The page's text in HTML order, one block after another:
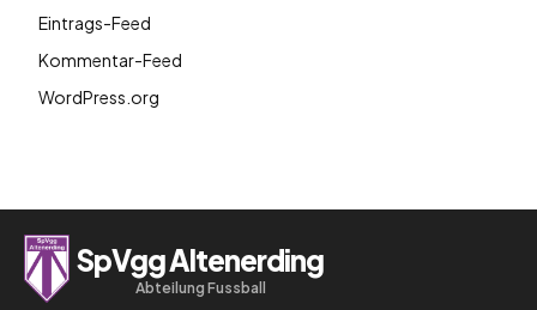
Eintrags-Feed
Kommentar-Feed
WordPress.org
SpVgg Altenerding
Abteilung Fussball